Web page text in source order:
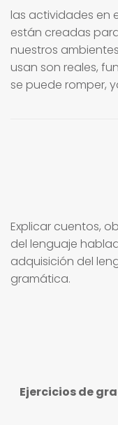
las actividades en
están creadas
nuestros
usan son reales,
se puede romper,
Explicar cuentos,
del lenguaje
adquisición del
gramática.
Ejercicios de